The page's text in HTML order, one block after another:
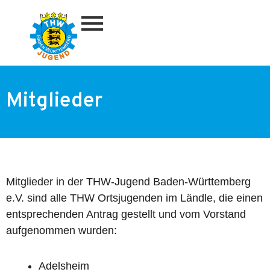
springen
Mitglieder
Mitglieder in der THW-Jugend Baden-Württemberg
e.V. sind alle THW Ortsjugenden im Ländle, die einen
entsprechenden Antrag gestellt und vom Vorstand
aufgenommen wurden:
Adelsheim